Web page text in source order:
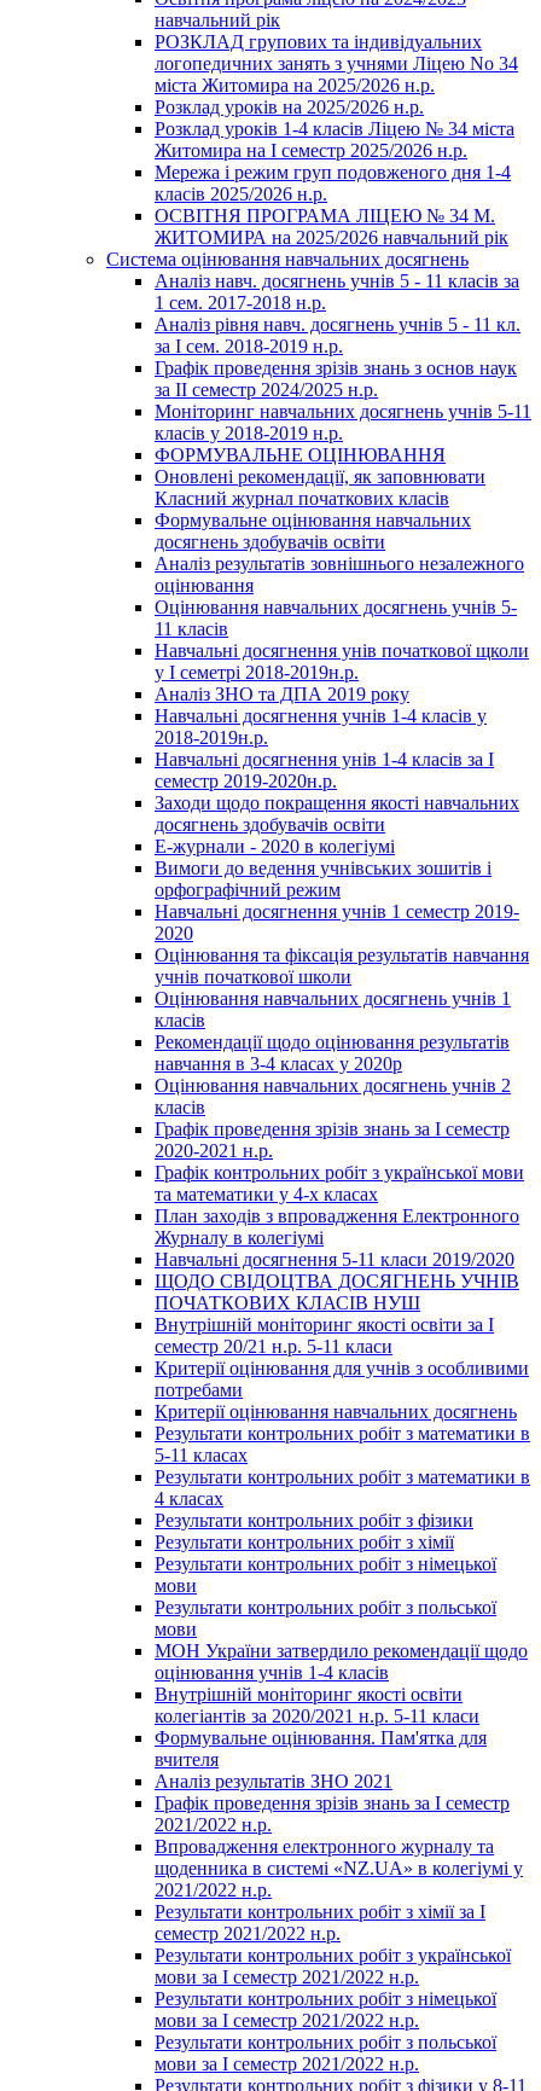
навчальний рік
РОЗКЛАД групових та індивідуальних
логопедичних занять з учнями Ліцею No 34
міста Житомира на 2025/2026 н.р.
Розклад уроків на 2025/2026 н.р.
Розклад уроків 1-4 класів Ліцею № 34 міста
Житомира на І семестр 2025/2026 н.р.
Мережа і режим груп подовженого дня 1-4
класів 2025/2026 н.р.
ОСВІТНЯ ПРОГРАМА ЛІЦЕЮ № 34 М.
ЖИТОМИРА на 2025/2026 навчальний рік
Система оцінювання навчальних досягнень
Аналіз навч. досягнень учнів 5 - 11 класів за
1 сем. 2017-2018 н.р.
Аналіз рівня навч. досягнень учнів 5 - 11 кл.
за І сем. 2018-2019 н.р.
Графік проведення зрізів знань з основ наук
за ІІ семестр 2024/2025 н.р.
Моніторинг навчальних досягнень учнів 5-11
класів у 2018-2019 н.р.
ФОРМУВАЛЬНЕ ОЦІНЮВАННЯ
Оновлені рекомендації, як заповнювати
Класний журнал початкових класів
Формувальне оцінювання навчальних
досягнень здобувачів освіти
Аналіз результатів зовнішнього незалежного
оцінювання
Оцінювання навчальних досягнень учнів 5-
11 класів
Навчальні досягнення унів початкової щколи
у І семетрі 2018-2019н.р.
Аналіз ЗНО та ДПА 2019 року
Навчальні досягнення учнів 1-4 класів у
2018-2019н.р.
Навчальні досягнення унів 1-4 класів за І
семестр 2019-2020н.р.
Заходи щодо покращення якості навчальних
досягнень здобувачів освіти
Е-журнали - 2020 в колегіумі
Вимоги до ведення учнівських зошитів і
орфографічний режим
Навчальні досягнення учнів 1 семестр 2019-
2020
Оцінювання та фіксація результатів навчання
учнів початкової школи
Оцінювання навчальних досягнень учнів 1
класів
Рекомендації щодо оцінювання результатів
навчання в 3-4 класах у 2020р
Оцінювання навчальних досягнень учнів 2
класів
Графік проведення зрізів знань за І семестр
2020-2021 н.р.
Графік контрольних робіт з української мови
та математики у 4-х класах
План заходів з впровадження Електронного
Журналу в колегіумі
Навчальні досягнення 5-11 класи 2019/2020
ЩОДО СВІДОЦТВА ДОСЯГНЕНЬ УЧНІВ
ПОЧАТКОВИХ КЛАСІВ НУШ
Внутрішній моніторинг якості освіти за І
семестр 20/21 н.р. 5-11 класи
Критерії оцінювання для учнів з особливими
потребами
Критерії оцінювання навчальних досягнень
Результати контрольних робіт з математики в
5-11 класах
Результати контрольних робіт з математики в
4 класах
Результати контрольних робіт з фізики
Результати контрольних робіт з хімії
Результати контрольних робіт з німецької
мови
Результати контрольних робіт з польської
мови
МОН України затвердило рекомендації щодо
оцінювання учнів 1-4 класів
Внутрішній моніторинг якості освіти
колегіантів за 2020/2021 н.р. 5-11 класи
Формувальне оцінювання. Пам'ятка для
вчителя
Аналіз результатів ЗНО 2021
Графік проведення зрізів знань за І семестр
2021/2022 н.р.
Впровадження електронного журналу та
щоденника в системі «NZ.UA» в колегіумі у
2021/2022 н.р.
Результати контрольних робіт з хімії за І
семестр 2021/2022 н.р.
Результати контрольних робіт з української
мови за І семестр 2021/2022 н.р.
Результати контрольних робіт з німецької
мови за І семестр 2021/2022 н.р.
Результати контрольних робіт з польської
мови за І семестр 2021/2022 н.р.
Результати контрольних робіт з фізики у 8-11